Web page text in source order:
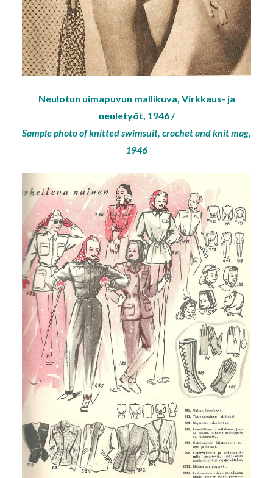
Neulotun uimapuvun mallikuva, Virkkaus- ja
neuletyöt, 1946 /
Sample photo of knitted swimsuit, crochet and knit mag,
1946